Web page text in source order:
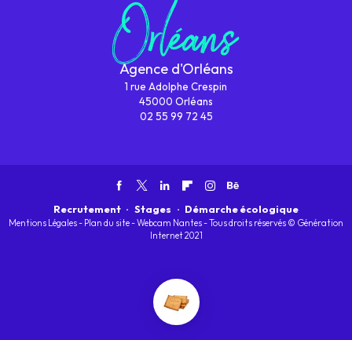
Agence d'Orléans
1 rue Adolphe Crespin
45000 Orléans
02 55 99 72 45
Recrutement · Stages · Démarche écologique
Mentions Légales- Plan du site-Webcam Nantes-Tous droits réservés © Génération
Internet 2021